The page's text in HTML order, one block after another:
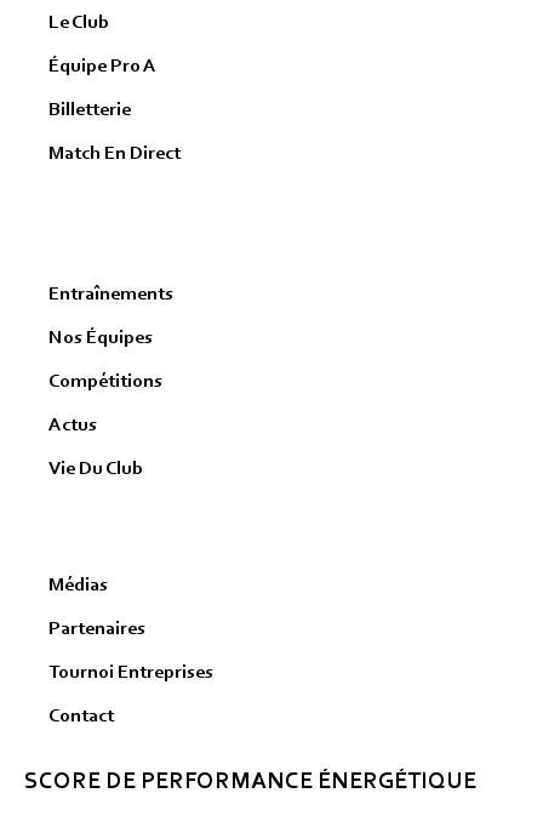
Le Club
Équipe Pro A
Billetterie
Match En Direct
SCORE DE PERFORMANCE ÉNERGÉTIQUE
Entraînements
Nos Équipes
Compétitions
Actus
Vie Du Club
Médias
Partenaires
Tournoi Entreprises
Contact